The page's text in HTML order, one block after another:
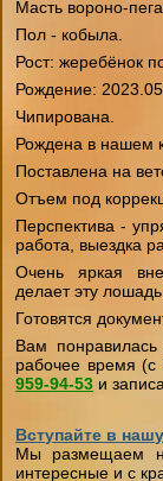
Масть вороно-
Пол - кобыла.
Рост: жеребёнок
Рождение:
Чипирована.
Рождена в нашем
Поставлена на
Отъем под
Перспектива -
работа, выездка
Очень яркая
делает эту
Готовятся
Вам
рабочее время
959-94-53 и
Вступайте в
Мы размещаем
интересные и с